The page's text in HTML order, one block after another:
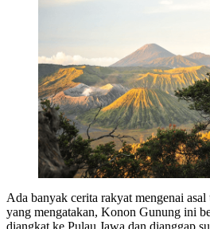
Ada banyak cerita rakyat mengenai
yang mengatakan, Konon Gunung ini